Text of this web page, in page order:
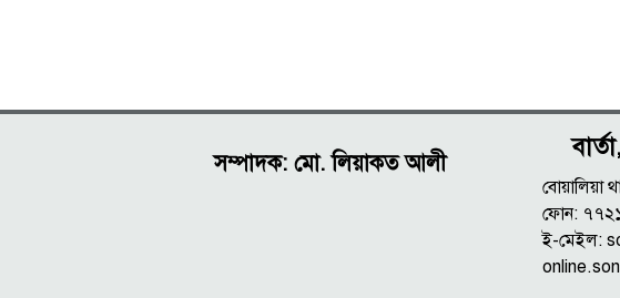
সম্পাদক: মো. লিয়াকত আলী
বোয়ালিয়া
ফোন:
ই-মেইল: